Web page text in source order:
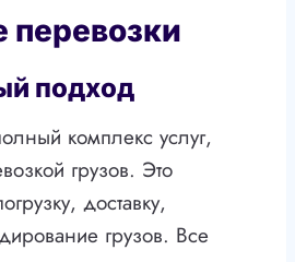
подход
комплекс услуг,
грузов. Это
доставку,
грузов. Все